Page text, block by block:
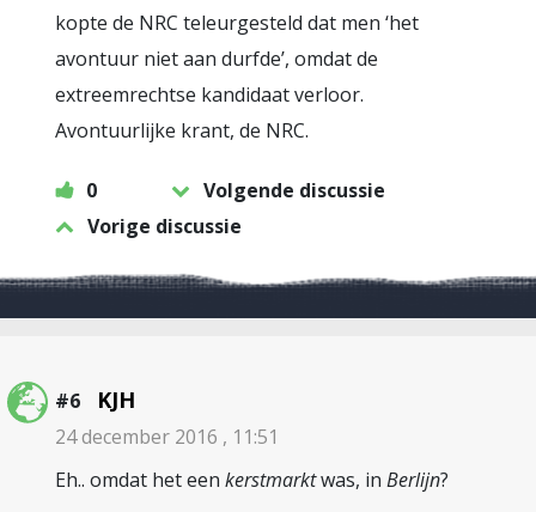
kopte de NRC teleurgesteld dat men ‘het
avontuur niet aan durfde’, omdat de
extreemrechtse kandidaat verloor.
Avontuurlijke krant, de NRC.
0
Volgende discussie
Vorige discussie
#6 KJH
24 december 2016 , 11:51
Eh.. omdat het een kerstmarktwas, in Berlijn?